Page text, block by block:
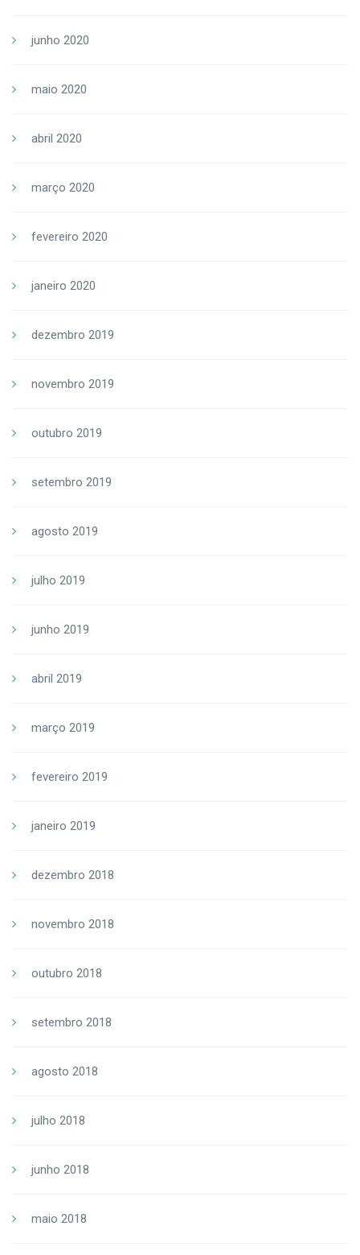
junho 2020
maio 2020
abril 2020
março 2020
fevereiro 2020
janeiro 2020
dezembro 2019
novembro 2019
outubro 2019
setembro 2019
agosto 2019
julho 2019
junho 2019
abril 2019
março 2019
fevereiro 2019
janeiro 2019
dezembro 2018
novembro 2018
outubro 2018
setembro 2018
agosto 2018
julho 2018
junho 2018
maio 2018